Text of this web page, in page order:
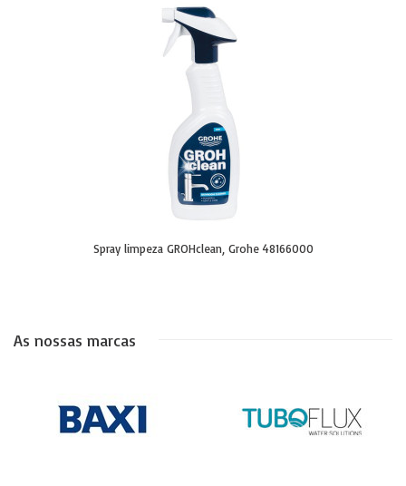
Spray limpeza GROHclean, Grohe 48166000
As nossas marcas